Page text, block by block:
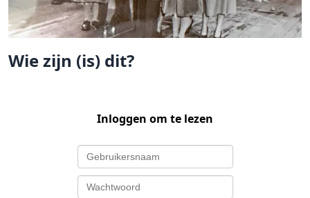
Wie zijn (is) dit?
Inloggen om te lezen